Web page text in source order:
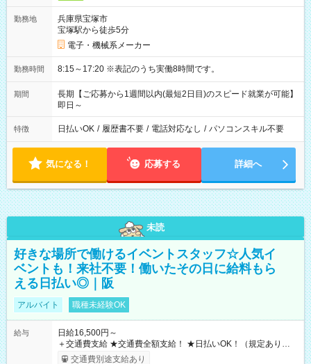
勤務地
兵庫県宝塚市
宝塚駅から徒歩5分
電子・機械系メーカー
勤務時間 8:15～17:20 ※表記のうち実働8時間です。
期間
長期【ご応募から1週間以内(最短2日目)のスピード就業が可能】
即日～
特徴 日払いOK / 履歴書不要 / 電話対応なし / パソコンスキル不要
気になる！ 応募する 詳細へ
未読
好きな場所で働けるイベントスタッフ☆人気イ
ベントも！来社不要！働いたその日に給料もら
える日払い◎｜阪
アルバイト 職種未経験OK
給与
日給16,500円～
＋交通費支給 ★交通費全額支給！ ★日払いOK！（規定あり） ┗
働いたその日に現金GET♪ お仕事後はコンビニATMから 日払
交通費別途支給あり